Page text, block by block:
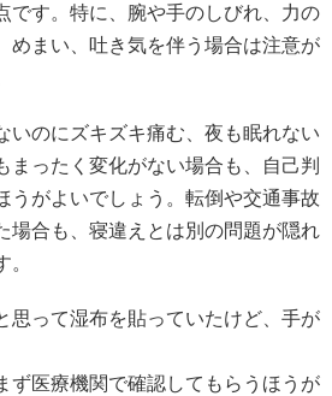
です。特に、腕や手のしびれ、力の
めまい、吐き気を伴う場合は注意が
いのにズキズキ痛む、夜も眠れない
まったく変化がない場合も、自己判
うがよいでしょう。転倒や交通事故
場合も、寝違えとは別の問題が隠れ
思って湿布を貼っていたけど、手が
ず医療機関で確認してもらうほうが